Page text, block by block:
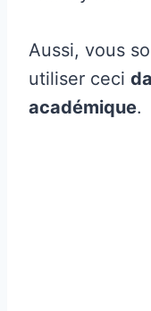
Aussi, vous
utiliser ceci
académique.